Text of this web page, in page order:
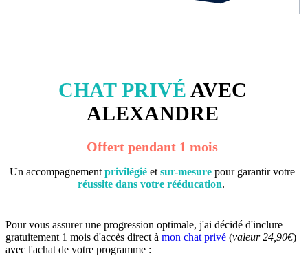
CHAT PRIVÉ AVEC
ALEXANDRE
Offert pendant 1 mois
Un accompagnementprivilégié etsur-mesure pour garantir votre
réussite dans votre rééducation.
Pour vous assurer une progression optimale, j'ai décidé d'inclure
gratuitement 1 mois d'accès direct à mon chat privé (valeur 24,90€)
avec l'achat de votre programme :